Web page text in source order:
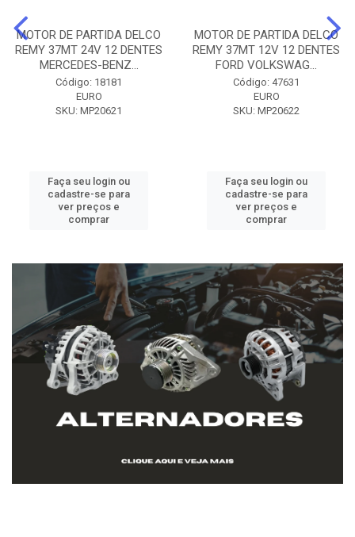
MOTOR DE PARTIDA DELCO
REMY 37MT 24V 12 DENTES
MERCEDES-BENZ...
Código: 18181
EURO
SKU: MP20621
Faça seu login ou
cadastre-se para
ver preços e
comprar
MOTOR DE PARTIDA DELCO
REMY 37MT 12V 12 DENTES
FORD VOLKSWAG...
Código: 47631
EURO
SKU: MP20622
Faça seu login ou
cadastre-se para
ver preços e
comprar